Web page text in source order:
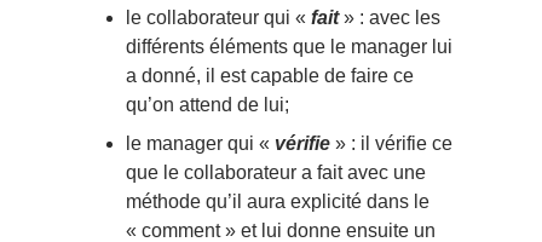
le collaborateur qui « fait» : avec les
différents éléments que le manager lui
a donné, il est capable de faire ce
qu’on attend de lui;
le manager qui « vérifie » : il vérifie ce
que le collaborateur a fait avec une
méthode qu’il aura explicité dans le
« comment » et lui donne ensuite un